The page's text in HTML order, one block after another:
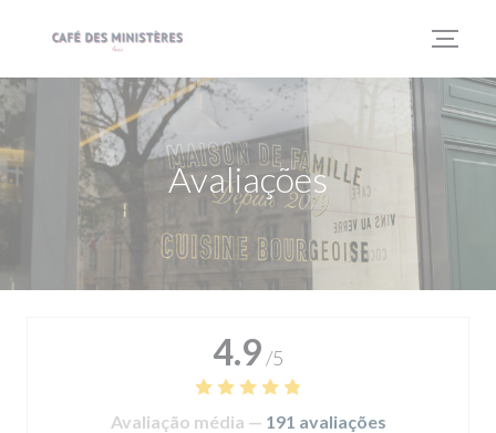
Avaliações
4.9 /5
Avaliação média — 191 avaliações